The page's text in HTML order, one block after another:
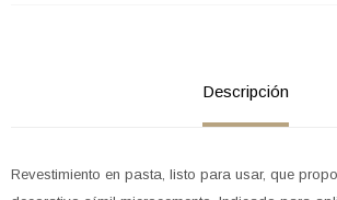
Descripción
Revestimiento en pasta, listo para usar, que